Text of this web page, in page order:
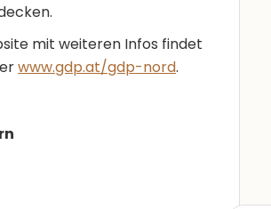
mit weiteren Infos findet
www.gdp.at/gdp-nord.